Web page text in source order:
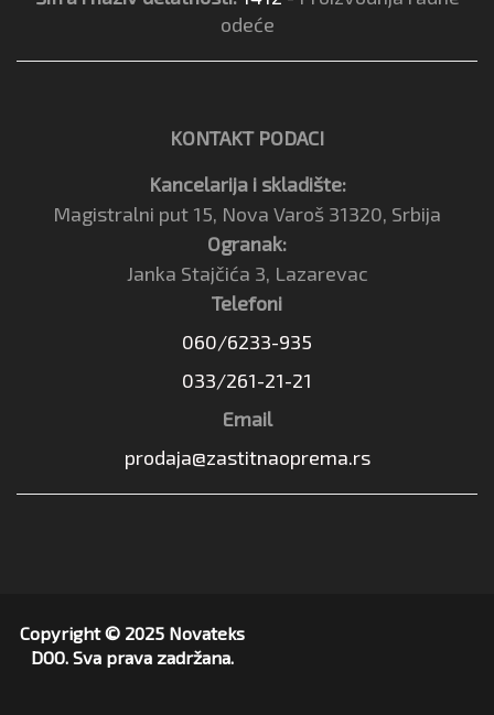
odeće
KONTAKT PODACI
Kancelarija i skladište:
Magistralni put 15, Nova Varoš 31320, Srbija
Ogranak:
Janka Stajčića 3, Lazarevac
Telefoni
060/6233-935
033/261-21-21
Email
prodaja@zastitnaoprema.rs
Copyright © 2025 Novateks
DOO. Sva prava zadržana.